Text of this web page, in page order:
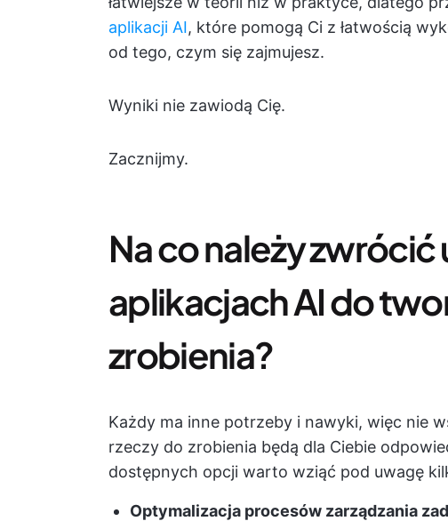
aplikacji AI, które pomogą Ci z łatwością
od tego, czym się zajmujesz.
Wyniki nie zawiodą Cię.
Zacznijmy.
Na co należy
aplikacjach AI do
zrobienia?
Każdy ma inne potrzeby i nawyki, więc nie
rzeczy do zrobienia będą dla Ciebie
dostępnych opcji warto wziąć pod uwagę
Optymalizacja procesów zarządzania